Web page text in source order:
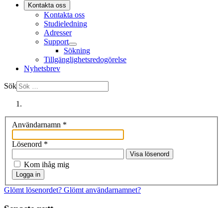
Kontakta oss
Kontakta oss
Studieledning
Adresser
Support
Sökning
Tillgänglighetsredogörelse
Nyhetsbrev
Sök
Användarnamn *
Lösenord *
Visa lösenord
Kom ihåg mig
Logga in
Glömt lösenordet? Glömt användarnamnet?